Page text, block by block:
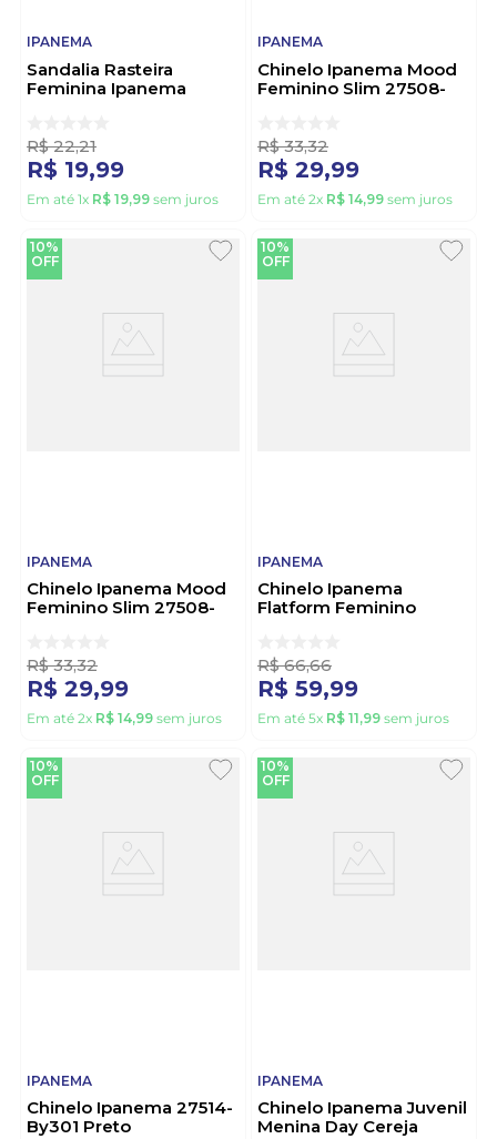
IPANEMA
Sandalia Rasteira
Feminina Ipanema
R$ 22,21
R$ 19,99
Em até 1x R$ 19,99 sem juros
IPANEMA
Chinelo Ipanema Mood
Feminino Slim 27508-
R$ 33,32
R$ 29,99
Em até 2x R$ 14,99 sem juros
10%
OFF
IPANEMA
Chinelo Ipanema Mood
Feminino Slim 27508-
R$ 33,32
R$ 29,99
Em até 2x R$ 14,99 sem juros
10%
OFF
IPANEMA
Chinelo Ipanema
Flatform Feminino
R$ 66,66
R$ 59,99
Em até 5x R$ 11,99 sem juros
10%
OFF
IPANEMA
Chinelo Ipanema 27514-
By301 Preto
10%
OFF
IPANEMA
Chinelo Ipanema Juvenil
Menina Day Cereja